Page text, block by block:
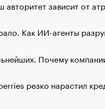
авторитет зависит от
Как ИИ-агенты
Почему
резко нарастил